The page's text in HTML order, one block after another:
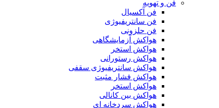
فن و تهویه
فن آکسیال
فن سانتریفیوژی
فن حلزونی
هواکش آزمایشگاهی
هواکش استخر
هواکش رستورانی
هواکش سانتریفیوژی سقفی
هواکش فشار مثبت
هواکش استخر
هواکش بین کانالی
هواکش سردخانه ای